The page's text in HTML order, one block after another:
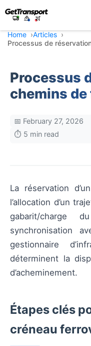
Home
Articles
Processus de
Processus
chemins
📅 February 27, 2026
⏱️ 5 min read
La réservation d’un
l’allocation d’un
gabarit/charge
synchronisation
gestionnaire
déterminent la
d’acheminement.
Étapes clés
créneau